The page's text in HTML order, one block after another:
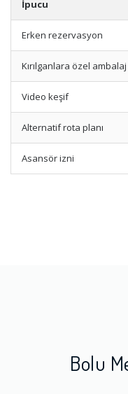
İpucu
Erken rezervasyon
Kırılganlara özel ambalaj
Video keşif
Alternatif rota planı
Asansör izni
Bolu